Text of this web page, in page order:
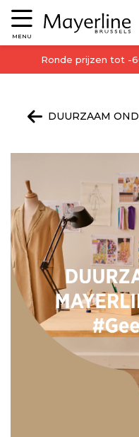
Menu
MENU
Ronde prijzen tot -
DUURZAAM